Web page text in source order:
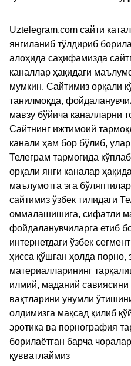
Uztelegram.com сайти
янгиланиб тўлдириб
алоҳида саҳифамизда
каналлар ҳақидаги
мумкин. Сайтимиз орқали
танилмоқда,
мавзу бўйича каналларни
Сайтнинг ижтимоий
канали ҳам бор бўлиб,
Телеграм тармоғида
орқали янги каналар
маълумотга эга
сайтимиз ўзбек тилидаги
оммалашишига, сифатли
фойдаланувчиларга етиб
интернетдаги ўзбек
ҳисса қўшган ҳолда порно,
материалларининг
илмий, маданий
вақтларини унумли
олдимизга мақсад қилиб
эротика ва порнография
борилаётган барча
қувватлаймиз